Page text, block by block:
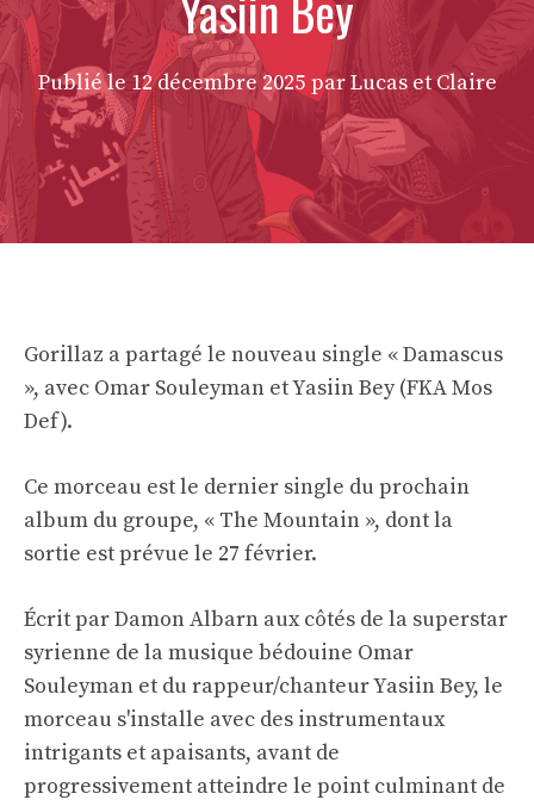
Publié le 12 décembre 2025 par Lucas et Claire
Gorillaz a partagé le nouveau single « Damascus
», avec Omar Souleyman et Yasiin Bey (FKA Mos
Def).
Ce morceau est le dernier single du prochain
album du groupe, « The Mountain », dont la
sortie est prévue le 27 février.
Écrit par Damon Albarn aux côtés de la superstar
syrienne de la musique bédouine Omar
Souleyman et du rappeur/chanteur Yasiin Bey, le
morceau s'installe avec des instrumentaux
intrigants et apaisants, avant de
progressivement atteindre le point culminant de